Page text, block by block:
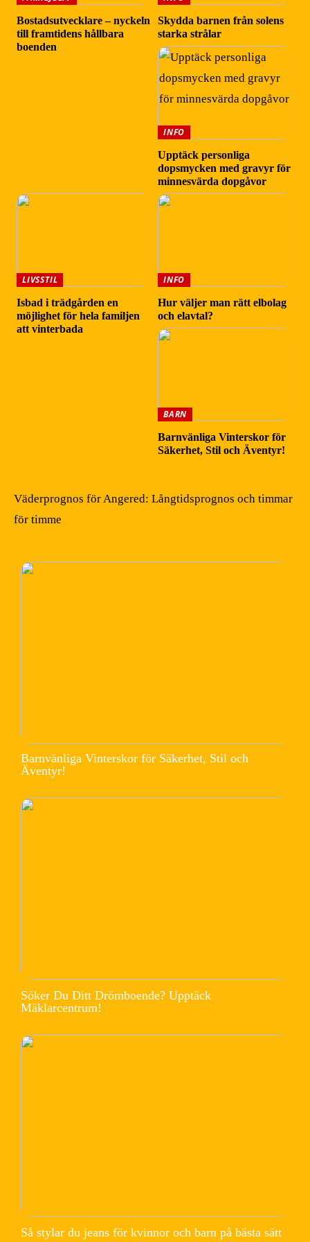
Bostadsutvecklare – nyckeln
till framtidens hållbara
boenden
Skydda barnen från solens
starka strålar
INFO
Upptäck personliga
dopsmycken med gravyr för
minnesvärda dopgåvor
LIVSSTIL
Isbad i trädgården en
möjlighet för hela familjen
att vinterbada
INFO
Hur väljer man rätt elbolag
och elavtal?
BARN
Barnvänliga Vinterskor för
Säkerhet, Stil och Äventyr!
Väderprognos för Angered: Långtidsprognos och timmar
för timme
Barnvänliga Vinterskor för Säkerhet, Stil och
Äventyr!
Söker Du Ditt Drömboende? Upptäck
Mäklarcentrum!
Så stylar du jeans för kvinnor och barn på bästa sätt